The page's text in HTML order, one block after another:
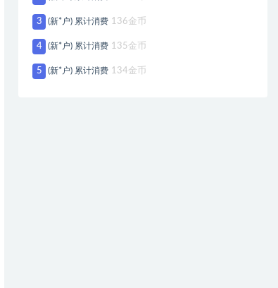
3 (新*户) 累计消费 136金币
4 (新*户) 累计消费 135金币
5 (新*户) 累计消费 134金币